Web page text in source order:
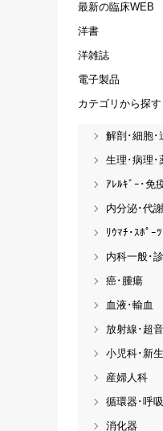
最新の臨床WEB
洋書
洋雑誌
電子製品
カテゴリから探す
解剖･細胞･
生理･病理･
ｱﾚﾙｷﾞｰ･免
内分泌･代
ﾘｳﾏﾁ･ｽﾎﾟｰ
内科一般･
癌･腫瘍
血液･輸血
放射線･超
小児科･新
産婦人科
循環器･呼
消化器